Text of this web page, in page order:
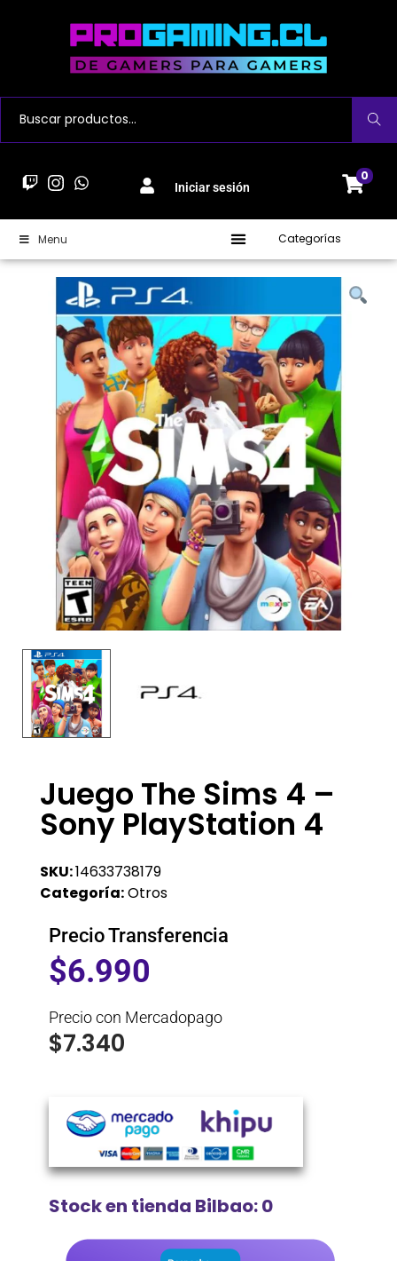
Buscar
Iniciar sesión
0
Menu Categorías
Juego The Sims 4 –
Sony PlayStation 4
SKU:14633738179
Categoría:Otros
Precio Transferencia
$6.990
Precio con Mercadopago
$7.340
Stock en tienda Bilbao: 0